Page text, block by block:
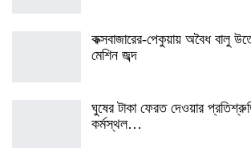
কক্সবাজারের-পেকুয়ায় অবৈধ বালু
মেশিন জব্দ
ঘুষের টাকা ফেরত দেওয়ার
কর্মস্থল…